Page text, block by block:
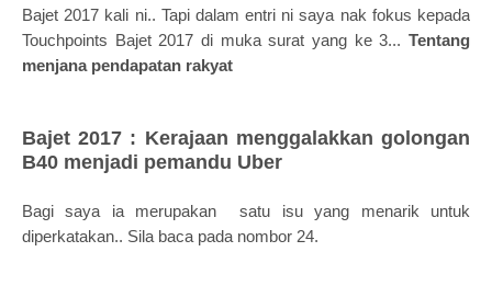
Bajet 2017 kali ni.. Tapi dalam entri ni saya nak fokus kepada
Touchpoints Bajet 2017 di muka surat yang ke 3... Tentang
menjana pendapatan rakyat
Bajet 2017 : Kerajaan menggalakkan golongan
B40 menjadi pemandu Uber
Bagi saya ia merupakan satu isu yang menarik untuk
diperkatakan.. Sila baca pada nombor 24.